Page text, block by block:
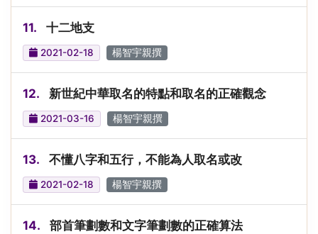
11. 十二地支
2021-02-18 楊智宇親撰
12. 新世紀中華取名的特點和取名的正確觀念
2021-03-16 楊智宇親撰
13. 不懂八字和五行，不能為人取名或改
2021-02-18 楊智宇親撰
14. 部首筆劃數和文字筆劃數的正確算法